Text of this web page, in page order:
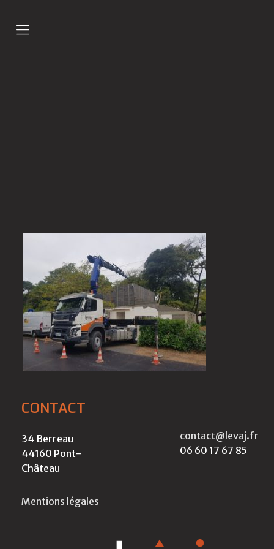
CONTACT
34 Berreau
44160 Pont-
Château
Mentions légales
contact@levaj.fr
06 60 17 67 85